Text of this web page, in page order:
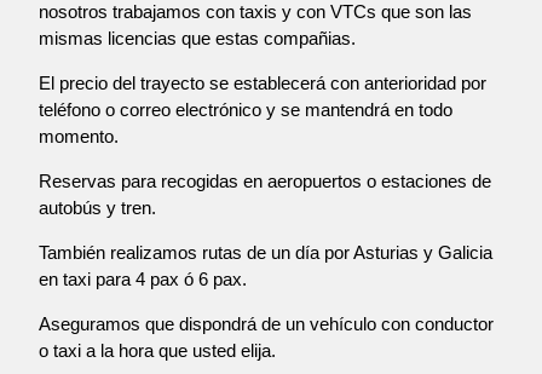
nosotros trabajamos con taxis y con VTCs que son las
mismas licencias que estas compañias.
El precio del trayecto se establecerá con anterioridad por
teléfono o correo electrónico y se mantendrá en todo
momento.
Reservas para recogidas en aeropuertos o estaciones de
autobús y tren.
También realizamos rutas de un día por Asturias y Galicia
en taxi para 4 pax ó 6 pax.
Aseguramos que dispondrá de un vehículo con conductor
o taxi a la hora que usted elija.